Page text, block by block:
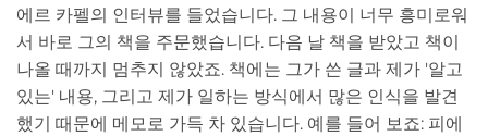
에르 카펠의 인터뷰를 들었습니다. 그 내용이 너무 흥미로워
서 바로 그의 책을 주문했습니다. 다음 날 책을 받았고 책이
나올 때까지 멈추지 않았죠. 책에는 그가 쓴 글과 제가 '알고
있는' 내용, 그리고 제가 일하는 방식에서 많은 인식을 발견
했기 때문에 메모로 가득 차 있습니다. 예를 들어 보죠: 피에